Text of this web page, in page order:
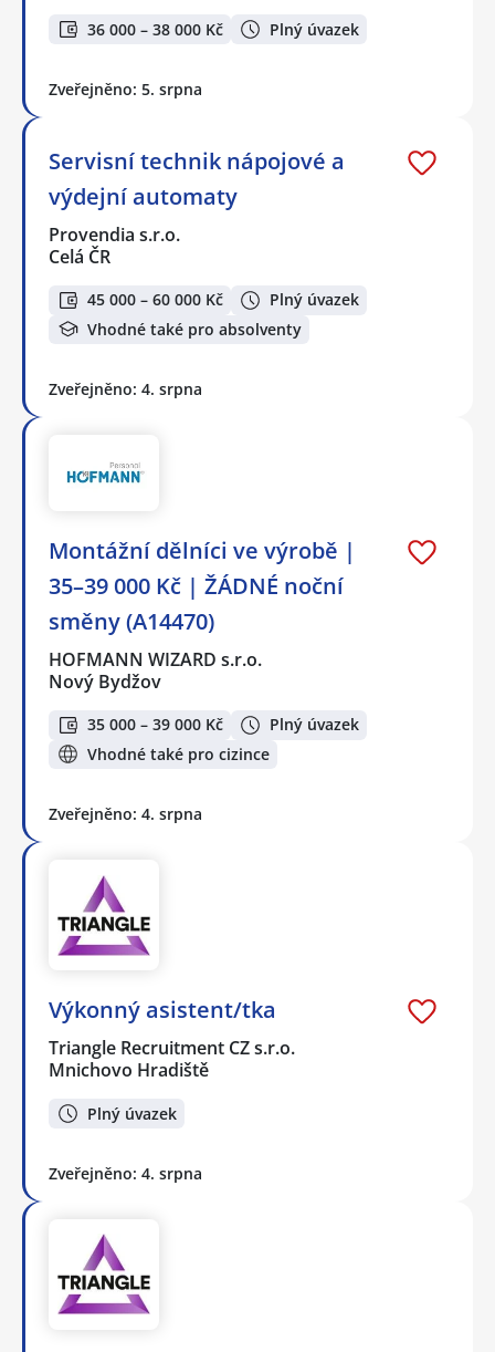
36 000 – 38 000 Kč Plný úvazek
Zveřejněno: 5. srpna
Servisní technik nápojové a
výdejní automaty
Provendia s.r.o.
Celá ČR
45 000 – 60 000 Kč
Plný úvazek
Vhodné také pro absolventy
Zveřejněno: 4. srpna
Montážní dělníci ve výrobě |
35–39 000 Kč | ŽÁDNÉ noční
směny (A14470)
HOFMANN WIZARD s.r.o.
Nový Bydžov
35 000 – 39 000 Kč
Plný úvazek
Vhodné také pro cizince
Zveřejněno: 4. srpna
Výkonný asistent/tka
Triangle Recruitment CZ s.r.o.
Mnichovo Hradiště
Plný úvazek
Zveřejněno: 4. srpna